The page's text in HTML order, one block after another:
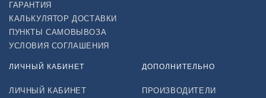
ГАРАНТИЯ
КАЛЬКУЛЯТОР ДОСТАВКИ
ПУНКТЫ САМОВЫВОЗА
УСЛОВИЯ СОГЛАШЕНИЯ
ЛИЧНЫЙ КАБИНЕТ
ЛИЧНЫЙ КАБИНЕТ
ДОПОЛНИТЕЛЬНО
ПРОИЗВОДИТЕЛИ